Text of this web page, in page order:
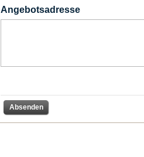
Angebotsadresse
Absenden